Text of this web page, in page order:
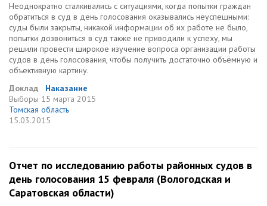
Неоднократно сталкивались с ситуациями, когда попытки граждан
обратиться в суд в день голосования оказывались неуспешными:
суды были закрыты, никакой информации об их работе не было,
попытки дозвониться в суд также не приводили к успеху, мы
решили провести широкое изучение вопроса организации работы
судов в день голосования, чтобы получить достаточно объёмную и
объективную картину.
Доклад
Наказание
Выборы 15 марта 2015
Томская область
15.03.2015
Отчет по исследованию работы районных судов в
день голосования 15 февраля (Вологодская и
Саратовская области)